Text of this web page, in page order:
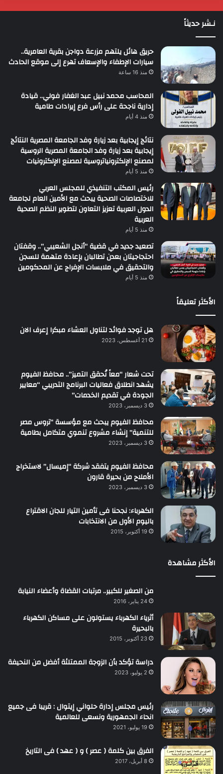
نـشر حديثاً
حريق هائل يلتهم مزرعة دواجن بقرية العامرية..
سيارات الإطفاء والإسعاف تهرع إلى موقع الحادث
منذ 16 ساعة
المحاسب محمد نبيل عبد الغفار فولي.. قيادة
إدارية ناجحة على رأس فرع إيرادات طامية
منذ 4 أيام
نتائج إيجابية بعد زيارة وفد الجامعة المصرية النتائج
إيجابية بعد زيارة وفد الجامعة المصرية الروسية
لمصنع الإلكترونياتروسية لمصنع الإلكترونيات
منذ 5 أيام
رئيس المكتب التنفيذي للمجلس العربي
للاختصاصات الصحية يبحث مع الأمين العام لجامعة
الدول العربية تعزيز التعاون لتطوير النظم الصحية
العربية
منذ 5 أيام
تصعيد جديد في قضية “أنجل الشعيبي”.. وقفتان
احتجاجيتان بعدن تطالبان بإعادة متهمة للسجن
والتحقيق في ملابسات الإفراج عن المحكومين
منذ 5 أيام
الأكثر تعليقاً
هل توجد فوائد لتناول العشاء مبكرا إعرف الان
21 أغسطس، 2023
تحت شعار “معاً نُحقق التميز”.. محافظ الفيوم
يشهد انطلاق فعاليات البرنامج التدريبي “معايير
الجودة في تقديم الخدمات”
3 ديسمبر، 2023
محافظ الفيوم يبحث مع مؤسسة “تروس مصر
للتنمية” إنشاء مشروع تنموي متكامل بطامية
3 ديسمبر، 2023
محافظ الفيوم يتفقد شركة “إميسال” لاستخراج
الأملاح من بحيرة قارون
3 ديسمبر، 2023
الكهرباء: نجحنا فى تأمين التيار للجان الاقتراع
باليوم الأول من الانتخابات
19 أكتوبر، 2015
الأكثر مشاهدة
من الصغير للكبير.. مرتبات القضاة وأعضاء النيابة
24 يناير، 2016
أثرياء الكهرباء يستولون على مساكن الكهرباء
بالبحيرة
23 أكتوبر، 2015
دراسة تؤكد بأن الزوجة الممتلئة أفضل من النحيفة
2 يوليو، 2023
رئيس مجلس إدارة حلواني إيتوال : قريبا فى جميع
انحاء الجمهورية ونسعى للعالمية
19 يوليو، 2021
الفرق بين كلمة ( عصر ) و ( عهد ) فى التاريخ
8 أبريل، 2017